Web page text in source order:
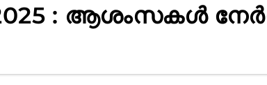
: ആശംസകൾ